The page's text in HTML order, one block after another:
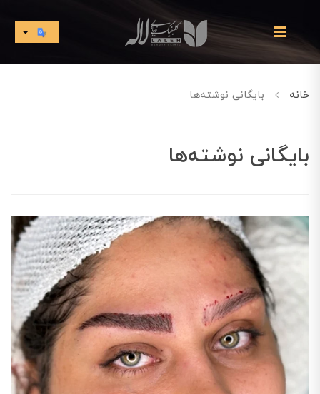
خانه بایگانی نوشته‌ها
بایگانی نوشته‌ها